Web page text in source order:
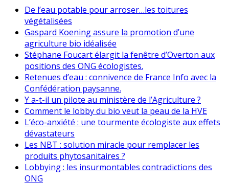
De l’eau potable pour arroser…les toitures
végétalisées
Gaspard Koening assure la promotion d’une
agriculture bio idéalisée
Stéphane Foucart élargit la fenêtre d’Overton aux
positions des ONG écologistes.
Retenues d’eau : connivence de France Info avec la
Confédération paysanne.
Y a-t-il un pilote au ministère de l’Agriculture ?
Comment le lobby du bio veut la peau de la HVE
L’éco-anxiété : une tourmente écologiste aux effets
dévastateurs
Les NBT : solution miracle pour remplacer les
produits phytosanitaires ?
Lobbying : les insurmontables contradictions des
ONG